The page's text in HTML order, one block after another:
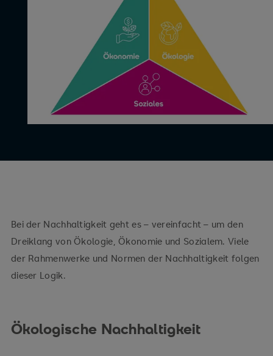
Bei der Nachhaltigkeit geht es – vereinfacht – um den
Dreiklang von Ökologie, Ökonomie und Sozialem. Viele
der Rahmenwerke und Normen der Nachhaltigkeit folgen
dieser Logik.
Ökologische Nachhaltigkeit